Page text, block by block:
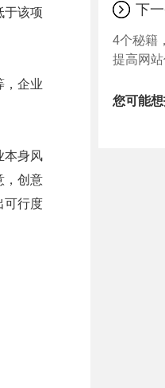
该项
企业
本身风
，创意
可行度
下
4个秘籍
提高网站
您可能想